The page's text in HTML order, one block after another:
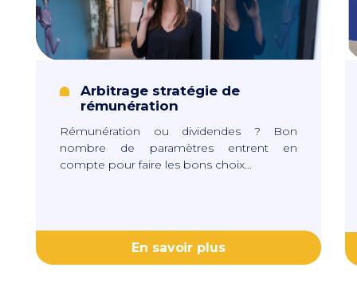
Arbitrage stratégie de
rémunération
Rémunération ou dividendes ? Bon
nombre de paramètres entrent en
compte pour faire les bons choix...
En savoir plus